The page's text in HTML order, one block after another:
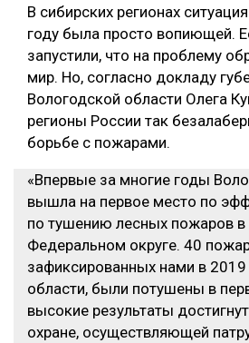
В сибирских регионах
году была просто вопиющей.
запустили, что на проблему
мир. Но, согласно докладу
Вологодской области Олега
регионы России так
борьбе с пожарами.
«Впервые за многие годы
вышла на первое место по
по тушению лесных пожаров
Федеральном округе. 40
зафиксированных нами в 2019
области, были потушены в
высокие результаты
охране, осуществляющей